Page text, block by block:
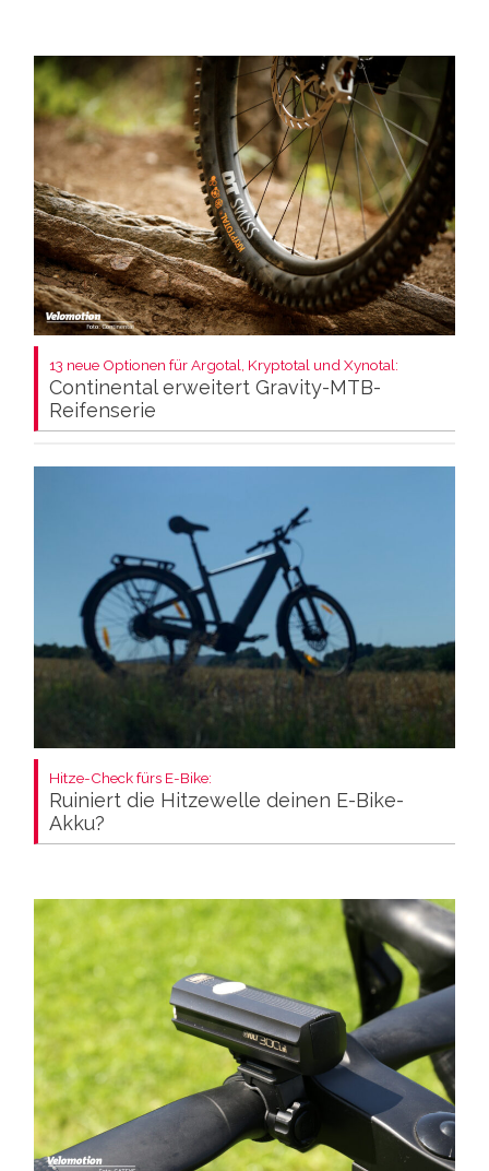
13 neue Optionen für Argotal, Kryptotal und Xynotal:
Continental erweitert Gravity-MTB-
Reifenserie
Hitze-Check fürs E-Bike:
Ruiniert die Hitzewelle deinen E-Bike-
Akku?